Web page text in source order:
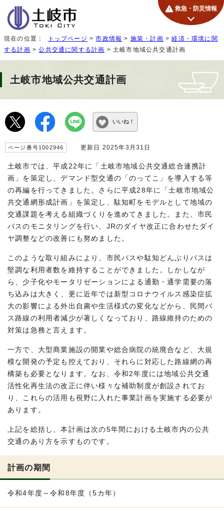
救急・防災情報
現在の位置： トップページ >市政情報 > 施策・計画 >経済・環境に関
する計画 >公共交通に関する計画 > 土岐市地域公共交通計画
土岐市地域公共交通計画
いいね！
ページ番号1002946 更新日 2025年3月31日
土岐市では、平成22年に「土岐市地域公共交通総合連携計
画」を策定し、デマンド型交通の「のってこ」を導入する等
の再編を行ってきました。さらに平成28年に「土岐市地域公
共交通網形成計画」を策定し、駄知町をモデルとして地域の
交通課題を考える組織づくりを進めてきました。また、市民
バスのモニタリングを行い、JRのダイヤ改正に合わせたダイ
ヤ調整などの改善にも努めました。
このような取り組みにより、市民バスや駄知どんぶりバスは
堅調な利用者数を維持することができました。しかしなが
ら、少子化やモータリゼーションによる通勤・通学需要の落
ち込みは大きく、更に近年では新型コロナウイルス感染症拡
大の影響による外出自粛や生活様式の変化などから、民間バ
ス路線の利用者減少が著しくなっており、路線維持のための
対策は急務と言えます。
一方で、大型商業施設の開業や総合病院の統廃合など、大規
模な開発の予定も控えており、それらに対応した路線網の再
構築も必要となります。なお、令和2年度には地域公共交通
活性化再生法の改正に伴い様々な補助制度が創設されてお
り、これらの活用も視野に入れた事業計画を実施する必要が
あります。
上記を総括し、本計画は次の5年間における土岐市内の公共
交通のあり方を示すものです。
計画の期間
令和4年度～令和8年度（5カ年）